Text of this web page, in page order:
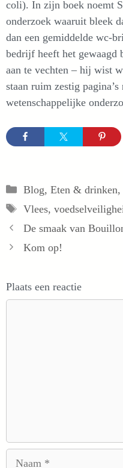
coli). In zijn boek noemt
onderzoek waaruit bleek
dan een gemiddelde wc-
bedrijf heeft het gewaagd
aan te vechten – hij wist
staan ruim zestig
wetenschappelijke
Categorieën
Blog, Eten & drinken,
Tags
Vlees,
De smaak van
Kom op!
Plaats een reactie